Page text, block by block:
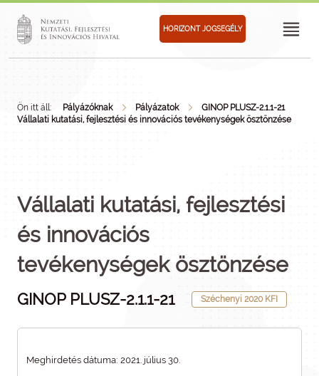
HORIZONT JOGSEGÉLY
Ön itt áll: Pályázóknak Pályázatok
GINOP PLUSZ-2.1.1-21
Vállalati kutatási, fejlesztési és innovációs tevékenységek ösztönzése
Vállalati kutatási, fejlesztési
és innovációs
tevékenységek ösztönzése
GINOP PLUSZ-2.1.1-21 Széchenyi 2020 KFI
Meghirdetés dátuma: 2021. július 30.